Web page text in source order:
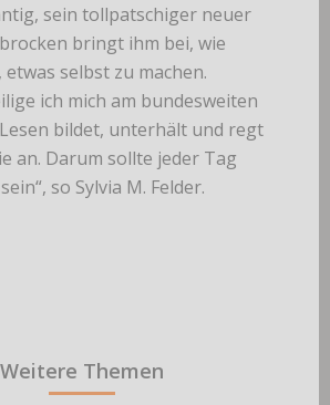
sein tollpatschiger neuer
bringt ihm bei, wie
etwas selbst zu machen.
ich mich am bundesweiten
bildet, unterhält und regt
an. Darum sollte jeder Tag
so Sylvia M. Felder.
Weitere Themen